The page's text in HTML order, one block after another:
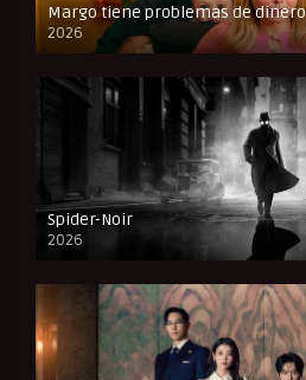
Margo tiene problemas de dinero
2026
Spider-Noir
2026